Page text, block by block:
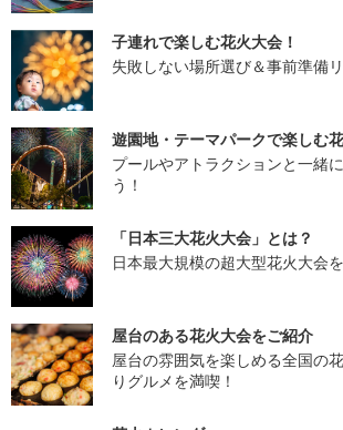
子連れで楽しむ花火大会！
失敗しない場所選び＆事前準備
遊園地・テーマパークで楽しむ
プールやアトラクションと一緒
う！
「日本三大花火大会」とは？
日本最大規模の超大型花火大会
屋台のある花火大会をご紹介
屋台の雰囲気を楽しめる全国の
りグルメを満喫！